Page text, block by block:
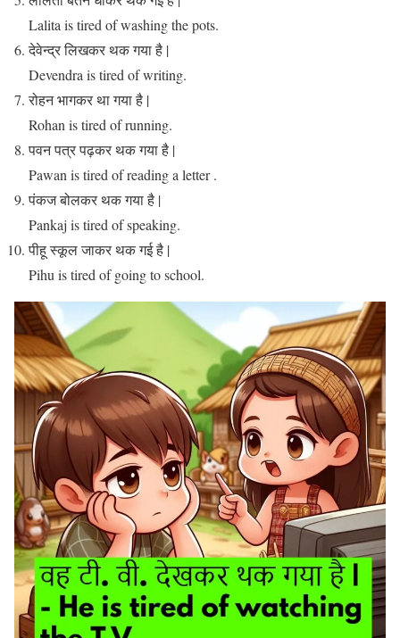
Lalita is tired of washing the pots.
देवेन्द्र लिखकर थक गया है |
Devendra is tired of writing.
रोहन भागकर था गया है |
Rohan is tired of running.
पवन पत्र पढ़कर थक गया है |
Pawan is tired of reading a letter .
पंकज बोलकर थक गया है |
Pankaj is tired of speaking.
पीहू स्कूल जाकर थक गई है |
Pihu is tired of going to school.